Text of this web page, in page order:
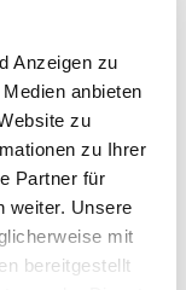
Anzeigen zu
anbieten
zu
zu Ihrer
Partner für
weiter. Unsere
mit
bereitgestellt
sie im Preis
nach der
sein.
es wohl nicht
Karin
Mobilempfang